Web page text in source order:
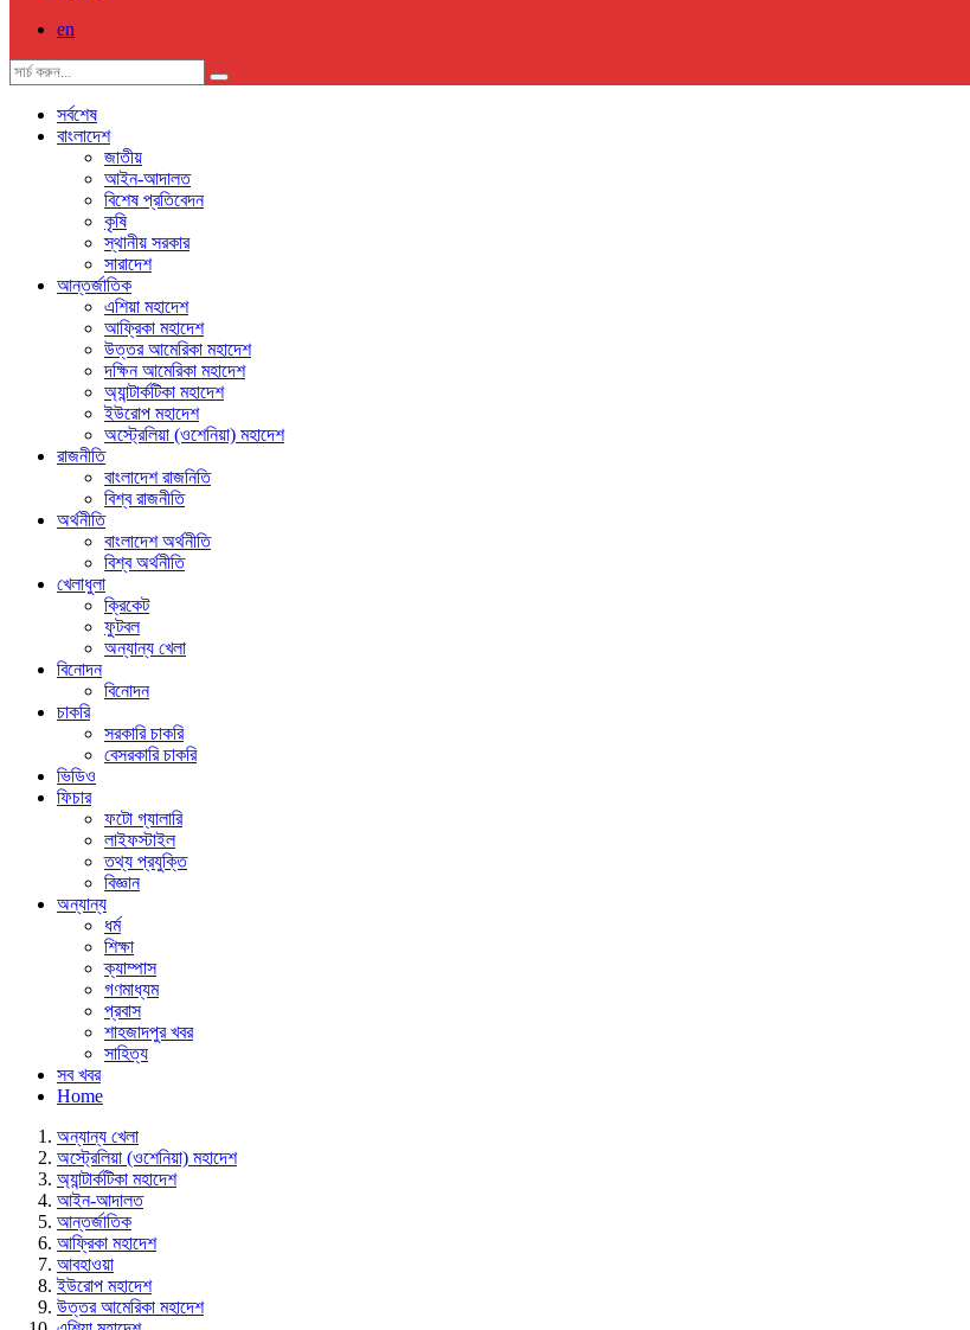
en
সর্বশেষ
বাংলাদেশ
জাতীয়
আইন-আদালত
বিশেষ প্রতিবেদন
কৃষি
স্থানীয় সরকার
সারাদেশ
আন্তর্জাতিক
এশিয়া মহাদেশ
আফ্রিকা মহাদেশ
উত্তর আমেরিকা মহাদেশ
দক্ষিন আমেরিকা মহাদেশ
অ্যান্টার্কটিকা মহাদেশ
ইউরোপ মহাদেশ
অস্ট্রেলিয়া (ওশেনিয়া) মহাদেশ
রাজনীতি
বাংলাদেশ রাজনিতি
বিশ্ব রাজনীতি
অর্থনীতি
বাংলাদেশ অর্থনীতি
বিশ্ব অর্থনীতি
খেলাধুলা
ক্রিকেট
ফুটবল
অন্যান্য খেলা
বিনোদন
বিনোদন
চাকরি
সরকারি চাকরি
বেসরকারি চাকরি
ভিডিও
ফিচার
ফটো গ্যালারি
লাইফস্টাইল
তথ্য প্রযুক্তি
বিজ্ঞান
অন্যান্য
ধর্ম
শিক্ষা
ক্যাম্পাস
গণমাধ্যম
প্রবাস
শাহজাদপুর খবর
সাহিত্য
সব খবর
Home
অন্যান্য খেলা
অস্ট্রেলিয়া (ওশেনিয়া) মহাদেশ
অ্যান্টার্কটিকা মহাদেশ
আইন-আদালত
আন্তর্জাতিক
আফ্রিকা মহাদেশ
আবহাওয়া
ইউরোপ মহাদেশ
উত্তর আমেরিকা মহাদেশ